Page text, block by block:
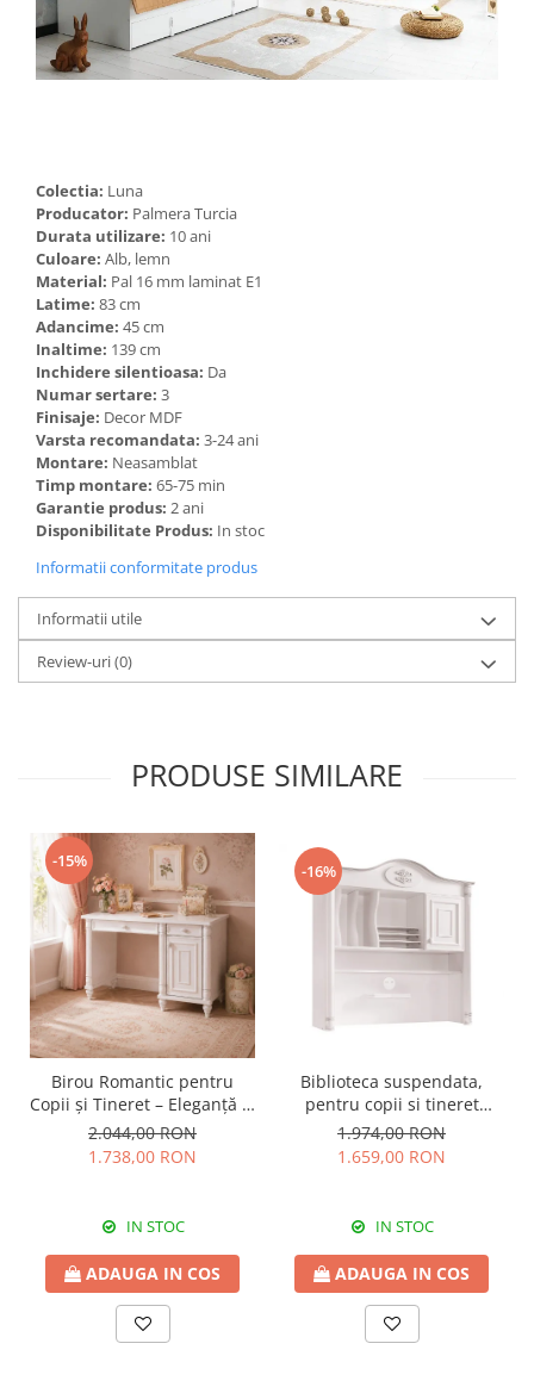
Colectia: Luna
Producator: Palmera Turcia
Durata utilizare: 10 ani
Culoare: Alb, lemn
Material: Pal 16 mm laminat E1
Latime: 83 cm
Adancime: 45 cm
Inaltime: 139 cm
Inchidere silentioasa: Da
Numar sertare: 3
Finisaje: Decor MDF
Varsta recomandata: 3-24 ani
Montare: Neasamblat
Timp montare: 65-75 min
Garantie produs: 2 ani
Disponibilitate Produs: In stoc
Informatii conformitate produs
Informatii utile
Review-uri(0)
PRODUSE SIMILARE
-15%
Birou Romantic pentru
Copii și Tineret – Eleganță și
Funcționalitate, 117x62x75
cm
2.044,00 RON
1.738,00 RON
IN STOC
ADAUGA IN COS
-16%
Biblioteca suspendata,
pentru copii si tineret
Colectia Romantic,
117x37x119 cm
1.974,00 RON
1.659,00 RON
IN STOC
ADAUGA IN COS